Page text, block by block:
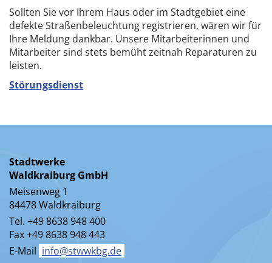
Sollten Sie vor Ihrem Haus oder im Stadtgebiet eine
defekte Straßenbeleuchtung registrieren, wären wir für
Ihre Meldung dankbar. Unsere Mitarbeiterinnen und
Mitarbeiter sind stets bemüht zeitnah Reparaturen zu
leisten.
Störungsdienst
Stadtwerke
Waldkraiburg GmbH
Meisenweg 1
84478 Waldkraiburg
Tel. +49 8638 948 400
Fax +49 8638 948 443
E-Mail info@stwwkbg.de